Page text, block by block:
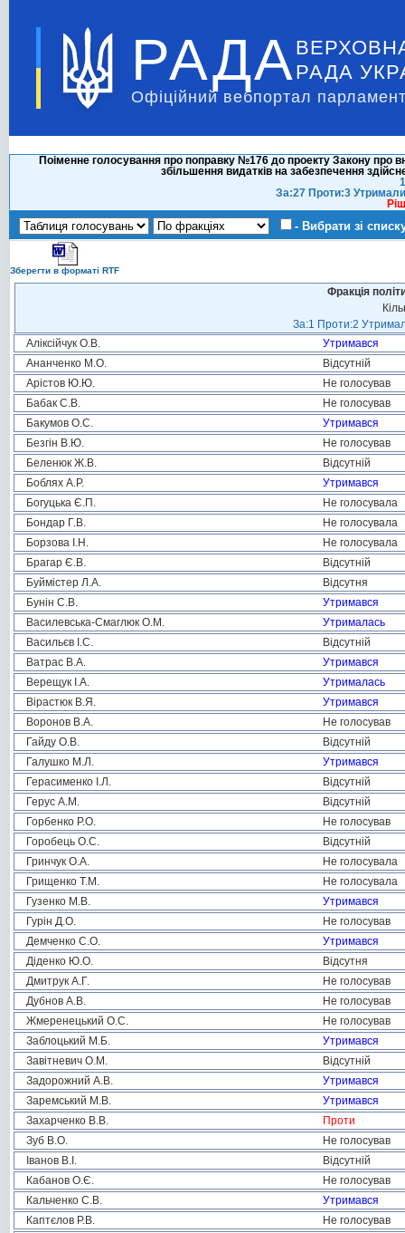
РАДА РАДА
Офіційний вебпортал
Поіменне голосування про поправку №176 до проекту Закону про
збільшення видатків на забезпечення
За:27 Проти:3
- Вибрати зі
Зберегти в форматі RTF
Фракція
За:1 Проти:2
Аліксійчук О.В.
Утримався
Ананченко М.О.
Відсутній
Арістов Ю.Ю.
Не голосував
Бабак С.В.
Не голосував
Бакумов О.С.
Утримався
Безгін В.Ю.
Не голосував
Беленюк Ж.В.
Відсутній
Боблях А.Р.
Утримався
Богуцька Є.П.
Не голосувала
Бондар Г.В.
Не голосувала
Борзова І.Н.
Не голосувала
Брагар Є.В.
Відсутній
Буймістер Л.А.
Відсутня
Бунін С.В.
Утримався
Василевська-Смаглюк О.М.
Утрималась
Васильєв І.С.
Відсутній
Ватрас В.А.
Утримався
Верещук І.А.
Утрималась
Вірастюк В.Я.
Утримався
Воронов В.А.
Не голосував
Гайду О.В.
Відсутній
Галушко М.Л.
Утримався
Герасименко І.Л.
Відсутній
Герус А.М.
Відсутній
Горбенко Р.О.
Не голосував
Горобець О.С.
Відсутній
Гринчук О.А.
Не голосувала
Грищенко Т.М.
Не голосувала
Гузенко М.В.
Утримався
Гурін Д.О.
Не голосував
Демченко С.О.
Утримався
Діденко Ю.О.
Відсутня
Дмитрук А.Г.
Не голосував
Дубнов А.В.
Не голосував
Жмеренецький О.С.
Не голосував
Заблоцький М.Б.
Утримався
Завітневич О.М.
Відсутній
Задорожний А.В.
Утримався
Заремський М.В.
Утримався
Захарченко В.В.
Проти
Зуб В.О.
Не голосував
Іванов В.І.
Відсутній
Кабанов О.Є.
Не голосував
Кальченко С.В.
Утримався
Каптєлов Р.В.
Не голосував